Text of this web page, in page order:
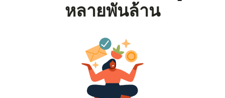
หลายพันล้าน